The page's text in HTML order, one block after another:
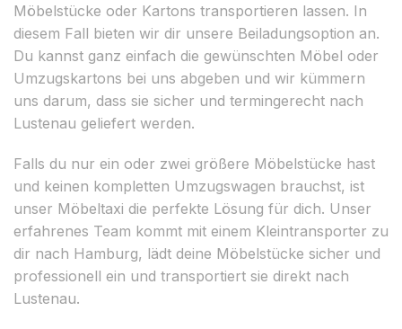
Möbelstücke oder Kartons transportieren lassen. In
diesem Fall bieten wir dir unsere Beiladungsoption an.
Du kannst ganz einfach die gewünschten Möbel oder
Umzugskartons bei uns abgeben und wir kümmern
uns darum, dass sie sicher und termingerecht nach
Lustenau geliefert werden.
Falls du nur ein oder zwei größere Möbelstücke hast
und keinen kompletten Umzugswagen brauchst, ist
unser Möbeltaxi die perfekte Lösung für dich. Unser
erfahrenes Team kommt mit einem Kleintransporter zu
dir nach Hamburg, lädt deine Möbelstücke sicher und
professionell ein und transportiert sie direkt nach
Lustenau.